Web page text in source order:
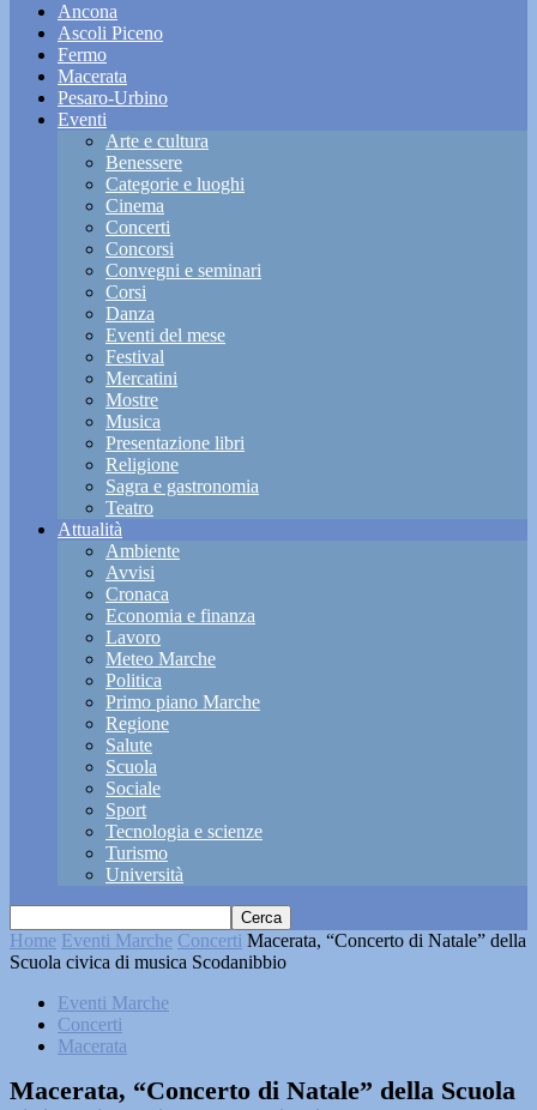
Ancona
Ascoli Piceno
Fermo
Macerata
Pesaro-Urbino
Eventi
Arte e cultura
Benessere
Categorie e luoghi
Cinema
Concerti
Concorsi
Convegni e seminari
Corsi
Danza
Eventi del mese
Festival
Mercatini
Mostre
Musica
Presentazione libri
Religione
Sagra e gastronomia
Teatro
Attualità
Ambiente
Avvisi
Cronaca
Economia e finanza
Lavoro
Meteo Marche
Politica
Primo piano Marche
Regione
Salute
Scuola
Sociale
Sport
Tecnologia e scienze
Turismo
Università
Home Eventi Marche Concerti Macerata, “Concerto di Natale” della
Scuola civica di musica Scodanibbio
Eventi Marche
Concerti
Macerata
Macerata, “Concerto di Natale” della Scuola